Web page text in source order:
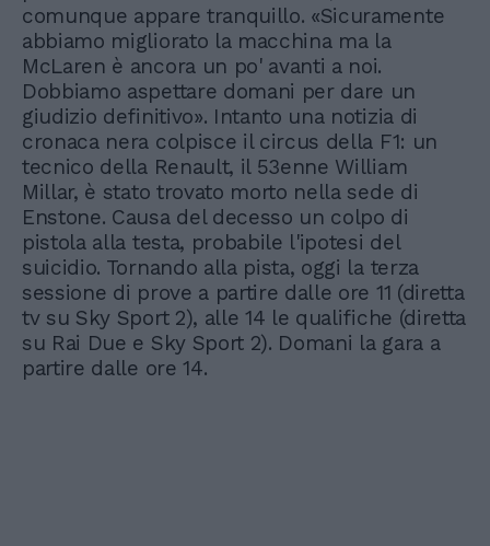
comunque appare tranquillo. «Sicuramente
abbiamo migliorato la macchina ma la
McLaren è ancora un po' avanti a noi.
Dobbiamo aspettare domani per dare un
giudizio definitivo». Intanto una notizia di
cronaca nera colpisce il circus della F1: un
tecnico della Renault, il 53enne William
Millar, è stato trovato morto nella sede di
Enstone. Causa del decesso un colpo di
pistola alla testa, probabile l'ipotesi del
suicidio. Tornando alla pista, oggi la terza
sessione di prove a partire dalle ore 11 (diretta
tv su Sky Sport 2), alle 14 le qualifiche (diretta
su Rai Due e Sky Sport 2). Domani la gara a
partire dalle ore 14.